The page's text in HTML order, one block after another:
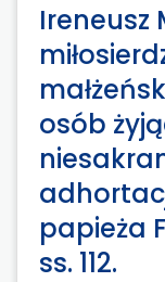
Ireneusz
osób
papieża
ss. 112.